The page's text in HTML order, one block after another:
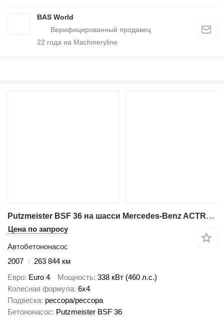
BAS World
22 года на Machineryline
Putzmeister BSF 36 на шасси Mercedes-Benz ACTROS 2632 6x4 POMPA DO BETONU PUTZMEISTER BSF 36-4.16 M
Цена по запросу
Автобетононасос
2007
263 844 км
Евро Euro 4 Мощность 338 кВт (460 л.с.)
Колесная формула 6x4
Подвеска рессора/рессора
Бетононасос
Putzmeister BSF 36